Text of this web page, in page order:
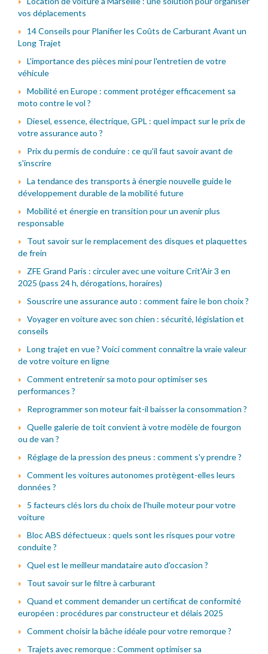
vos déplacements
14 Conseils pour Planifier les Coûts de Carburant Avant un
Long Trajet
L'importance des pièces mini pour l'entretien de votre
véhicule
Mobilité en Europe : comment protéger efficacement sa
moto contre le vol ?
Diesel, essence, électrique, GPL : quel impact sur le prix de
votre assurance auto ?
Prix du permis de conduire : ce qu'il faut savoir avant de
s'inscrire
La tendance des transports à énergie nouvelle guide le
développement durable de la mobilité future
Mobilité et énergie en transition pour un avenir plus
responsable
Tout savoir sur le remplacement des disques et plaquettes
de frein
ZFE Grand Paris : circuler avec une voiture Crit'Air 3 en
2025 (pass 24 h, dérogations, horaires)
Souscrire une assurance auto : comment faire le bon choix ?
Voyager en voiture avec son chien : sécurité, législation et
conseils
Long trajet en vue ? Voici comment connaître la vraie valeur
de votre voiture en ligne
Comment entretenir sa moto pour optimiser ses
performances ?
Reprogrammer son moteur fait-il baisser la consommation ?
Quelle galerie de toit convient à votre modèle de fourgon
ou de van ?
Réglage de la pression des pneus : comment s'y prendre ?
Comment les voitures autonomes protègent-elles leurs
données ?
5 facteurs clés lors du choix de l'huile moteur pour votre
voiture
Bloc ABS défectueux : quels sont les risques pour votre
conduite ?
Quel est le meilleur mandataire auto d'occasion ?
Tout savoir sur le filtre à carburant
Quand et comment demander un certificat de conformité
européen : procédures par constructeur et délais 2025
Comment choisir la bâche idéale pour votre remorque ?
Trajets avec remorque : Comment optimiser sa